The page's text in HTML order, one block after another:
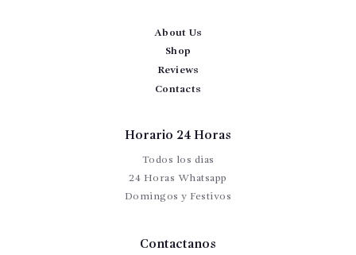
About Us
Shop
Reviews
Contacts
Horario 24 Horas
Todos los dias
24 Horas Whatsapp
Domingos y Festivos
Contactanos